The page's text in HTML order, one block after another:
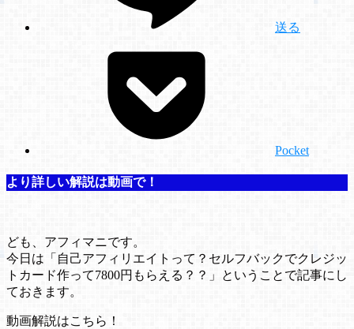
送る
Pocket
より詳しい解説は動画で！
ども、アフィマニです。
今日は「自己アフィリエイトって？セルフバックでクレジッ
トカード作って7800円もらえる？？」ということで記事にし
ておきます。
動画解説はこちら！